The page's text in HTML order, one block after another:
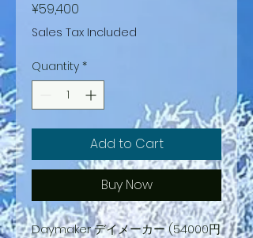
¥59,400
Sales Tax Included
Quantity *
Add to Cart
Buy Now
Daymaker デイメーカー (54000円